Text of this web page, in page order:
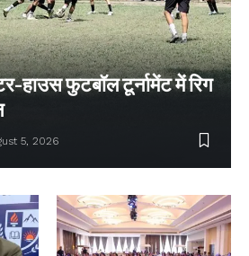
हाउस फुटबॉल टूर्नामेंट में रिग
5, 2026